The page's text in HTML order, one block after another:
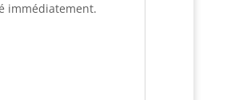
immédiatement.